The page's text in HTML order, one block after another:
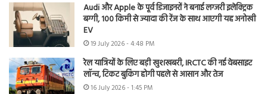
Audi और Apple के पूर्व डिजाइनरों ने बनाई लग्जरी इलेक्ट्रिक
बग्गी, 100 किमी से ज्यादा की रेंज के साथ आएगी यह अनोखी
EV
19 July 2026 - 4:48 PM
रेल यात्रियों के लिए बड़ी खुशखबरी, IRCTC की नई वेबसाइट
लॉन्च, टिकट बुकिंग होगी पहले से आसान और तेज
16 July 2026 - 1:45 PM